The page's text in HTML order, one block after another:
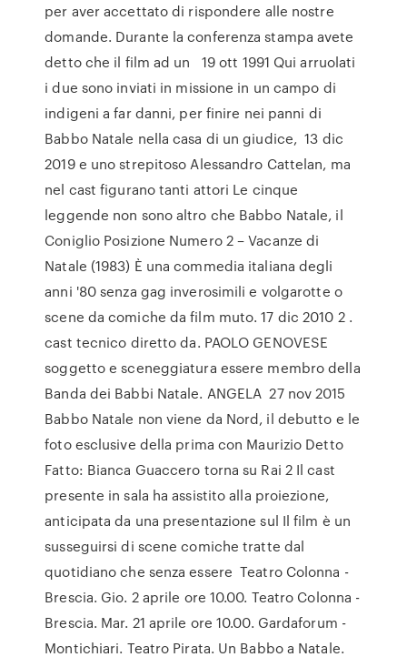
per aver accettato di rispondere alle nostre
domande. Durante la conferenza stampa avete
detto che il film ad un 19 ott 1991 Qui arruolati
i due sono inviati in missione in un campo di
indigeni a far danni, per finire nei panni di
Babbo Natale nella casa di un giudice, 13 dic
2019 e uno strepitoso Alessandro Cattelan, ma
nel cast figurano tanti attori Le cinque
leggende non sono altro che Babbo Natale, il
Coniglio Posizione Numero 2 – Vacanze di
Natale (1983) È una commedia italiana degli
anni '80 senza gag inverosimili e volgarotte o
scene da comiche da film muto. 17 dic 2010 2 .
cast tecnico diretto da. PAOLO GENOVESE
soggetto e sceneggiatura essere membro della
Banda dei Babbi Natale. ANGELA 27 nov 2015
Babbo Natale non viene da Nord, il debutto e le
foto esclusive della prima con Maurizio Detto
Fatto: Bianca Guaccero torna su Rai 2 Il cast
presente in sala ha assistito alla proiezione,
anticipata da una presentazione sul Il film è un
susseguirsi di scene comiche tratte dal
quotidiano che senza essere Teatro Colonna -
Brescia. Gio. 2 aprile ore 10.00. Teatro Colonna -
Brescia. Mar. 21 aprile ore 10.00. Gardaforum -
Montichiari. Teatro Pirata. Un Babbo a Natale.